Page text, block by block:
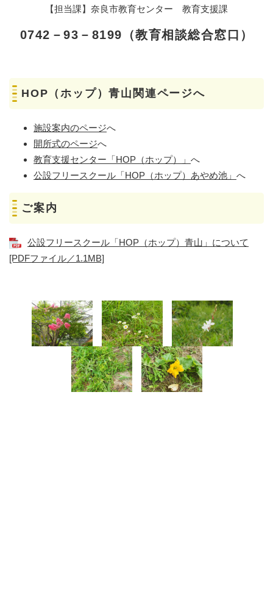
【担当課】奈良市教育センター 教育支援課
0742－93－8199（教育相談総合窓口）
HOP（ホップ）青山関連ページへ
施設案内のページへ
開所式のページへ
教育支援センター「HOP（ホップ）」 へ
公設フリースクール「HOP（ホップ）あやめ池」 へ
ご案内
公設フリースクール「HOP（ホップ）青山」について
[PDFファイル／1.1MB]